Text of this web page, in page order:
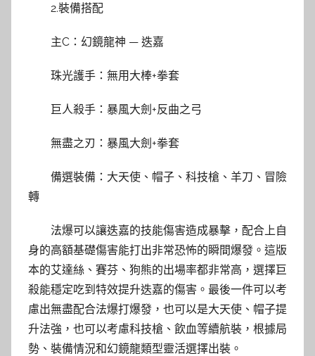
2.裝備搭配
主C：幻鏡龍神 — 迭嘉
珠光護手：無用大棒+拳套
巨人殺手：暴風大劍+反曲之弓
無盡之刃：暴風大劍+拳套
備選裝備：大天使、帽子、科技槍、羊刀、冒險
轉
法爆可以讓迭嘉的技能傷害造成暴擊，配合上自
身的高額基礎傷害能打出非常恐怖的瞬間爆發。這版
本的艾達絲、賽芬、狗熊的出場率都非常高，選擇巨
殺能穩定吃到特效提升迭嘉的傷害。最後一件可以考
慮出無盡配合法爆打爆發，也可以是大天使、帽子提
升法強，也可以考慮科技槍、飲血等續航裝，根據局
勢、裝備情況和幻鏡龍類型靈活選擇出裝。